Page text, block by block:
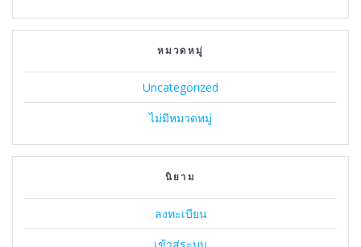
หมวดหมู่
Uncategorized
ไม่มีหมวดหมู่
นิยาม
ลงทะเบียน